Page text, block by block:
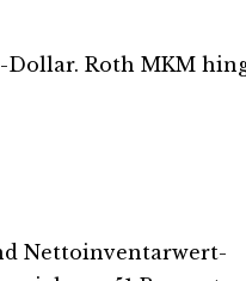
Dollar. Roth MKM
Nettoinventarwert-